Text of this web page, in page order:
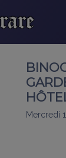
Mercredi